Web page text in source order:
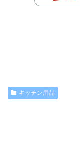
キッチン用品